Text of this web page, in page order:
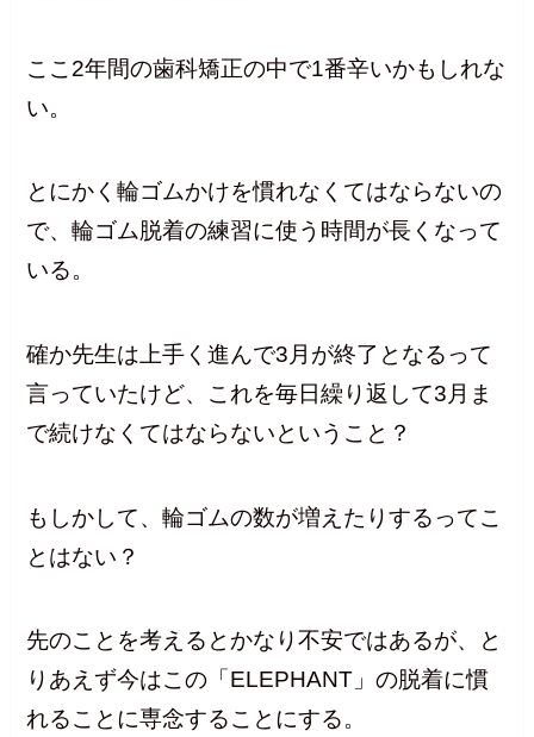
ここ2年間の歯科矯正の中で1番辛いかもしれな
い。
とにかく輪ゴムかけを慣れなくてはならないの
で、輪ゴム脱着の練習に使う時間が長くなって
いる。
確か先生は上手く進んで3月が終了となるって
言っていたけど、これを毎日繰り返して3月ま
で続けなくてはならないということ？
もしかして、輪ゴムの数が増えたりするってこ
とはない？
先のことを考えるとかなり不安ではあるが、と
りあえず今はこの「ELEPHANT」の脱着に慣
れることに専念することにする。